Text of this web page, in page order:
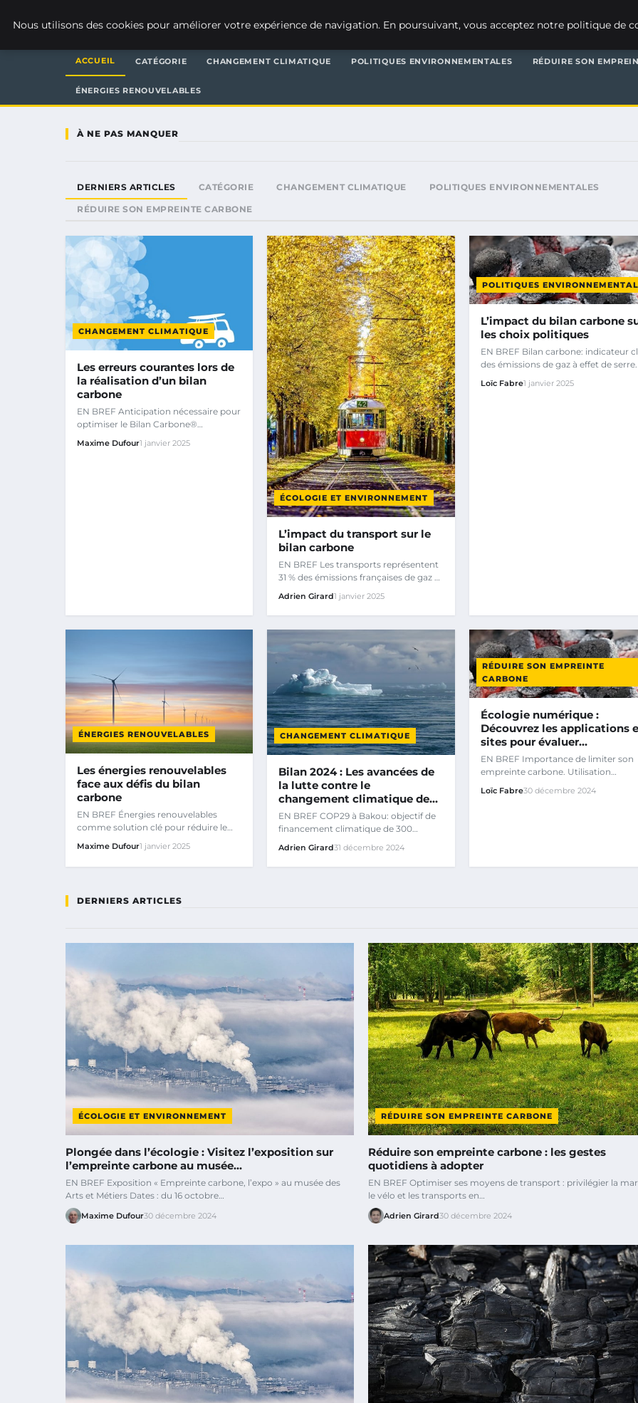
WEARECLIMATECONTROL
ACCUEIL CATÉGORIE CHANGEMENT CLIMATIQUE POLITIQUES ENVIRONNEMENTALES RÉDUIRE SON
ÉNERGIES RENOUVELABLES
À NE PAS MANQUER
DERNIERS ARTICLES CATÉGORIE CHANGEMENT CLIMATIQUE POLITIQUES ENVIRONNEMENTALES
RÉDUIRE SON EMPREINTE CARBONE
CHANGEMENT CLIMATIQUE
Les erreurs courantes lors de
la réalisation d’un bilan
carbone
EN BREF Anticipation nécessaire pour
optimiser le Bilan Carbone®
Maxime Dufour1 janvier 2025
ÉCOLOGIE ET ENVIRONNEMENT
L’impact du transport sur le
bilan carbone
EN BREF Les transports représentent
31 % des émissions françaises de gaz à
Adrien Girard1 janvier 2025
POLITIQUES
L’impact du bilan carbone
les choix politiques
EN BREF Bilan carbone: indicateur
des émissions de gaz à effet de serre.
Loïc Fabre1 janvier 2025
ÉNERGIES RENOUVELABLES
Les énergies renouvelables
face aux défis du bilan
carbone
EN BREF Énergies renouvelables
comme solution clé pour réduire le
Maxime Dufour1 janvier 2025
CHANGEMENT CLIMATIQUE
Bilan 2024 : Les avancées de
la lutte contre le
changement climatique de…
EN BREF COP29 à Bakou: objectif de
financement climatique de 300
Adrien Girard31 décembre 2024
RÉDUIRE SON EMPREINTE
CARBONE
Écologie numérique :
Découvrez les applications
sites pour évaluer…
EN BREF Importance de limiter son
empreinte carbone. Utilisation
d’applications et de sites pour…
Loïc Fabre30 décembre 2024
DERNIERS ARTICLES
ÉCOLOGIE ET ENVIRONNEMENT
Plongée dans l’écologie : Visitez l’exposition sur
l’empreinte carbone au musée…
EN BREF Exposition « Empreinte carbone, l’expo » au musée des
Arts et Métiers Dates : du 16 octobre…
Maxime Dufour30 décembre 2024
RÉDUIRE SON EMPREINTE CARBONE
Réduire son empreinte carbone : les gestes
quotidiens à adopter
EN BREF Optimiser ses moyens de transport : privilégier la
le vélo et les transports en…
Adrien Girard30 décembre 2024
Nous utilisons des cookies pour améliorer votre expérience de navigation. En poursuivant, vous acceptez notre politique de